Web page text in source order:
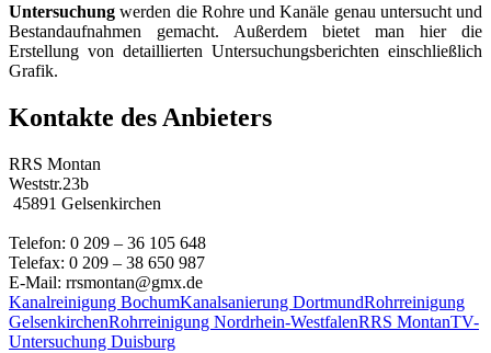
Untersuchung werden die Rohre und Kanäle genau untersucht und
Bestandaufnahmen gemacht. Außerdem bietet man hier die
Erstellung von detaillierten Untersuchungsberichten einschließlich
Grafik.
Kontakte des Anbieters
RRS Montan
Weststr.23b
45891 Gelsenkirchen
Telefon: 0 209 – 36 105 648
Telefax: 0 209 – 38 650 987
E-Mail: rrsmontan@gmx.de
Kanalreinigung BochumKanalsanierung DortmundRohrreinigung
GelsenkirchenRohrreinigung Nordrhein-WestfalenRRS MontanTV-
Untersuchung Duisburg